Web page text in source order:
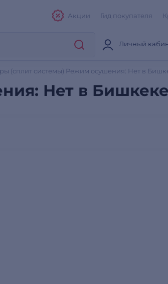
Акции Гид покупателя
Личный
(сплит системы) Режим осушения: Нет в
Нет в Бишкеке